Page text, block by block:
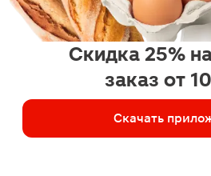
Скидка 25%
заказ от
Скачать